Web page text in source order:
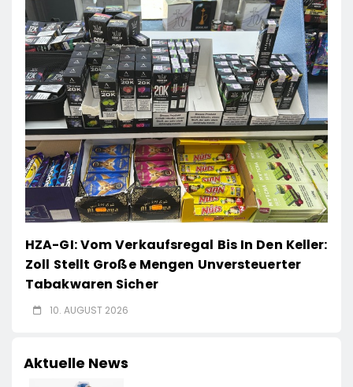
HZA-GI: Vom Verkaufsregal Bis In Den Keller:
Zoll Stellt Große Mengen Unversteuerter
Tabakwaren Sicher
10. AUGUST 2026
Aktuelle News